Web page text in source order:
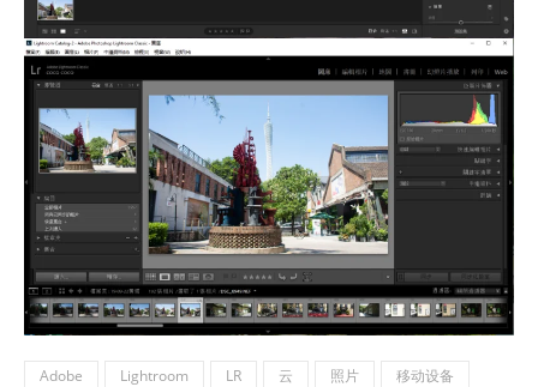
Adobe Lightroom LR 云 照片 移动设备